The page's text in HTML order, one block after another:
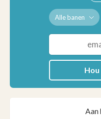
Alle banen
Aan